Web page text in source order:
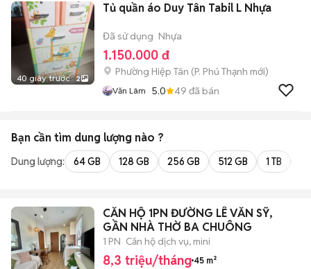
40 giây trước 2
Tủ quần áo Duy Tân Tabil L Nhựa
Đã sử dụng Nhựa
1.150.000 đ
Phường Hiệp Tân (P. Phú Thạnh mới)
Văn Lâm 5.0 49 đã bán
Bạn cần tìm dung lượng nào ?
Dung lượng: 64 GB 128 GB 256 GB 512 GB 1 TB
CĂN HỘ 1PN ĐƯỜNG LÊ VĂN SỸ,
GẦN NHÀ THỜ BA CHUÔNG
1 PN Căn hộ dịch vụ, mini
8,3 triệu/tháng 45 m²